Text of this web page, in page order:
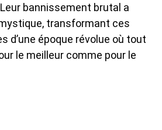
bannissement brutal a
transformant ces
d’une époque révolue où tout
le meilleur comme pour le